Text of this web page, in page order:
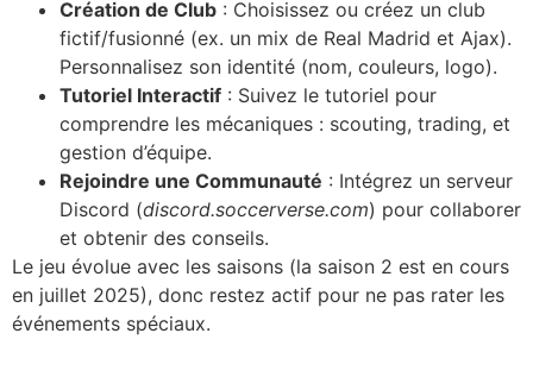
Création de Club : Choisissez ou créez un club
fictif/fusionné (ex. un mix de Real Madrid et Ajax).
Personnalisez son identité (nom, couleurs, logo).
Tutoriel Interactif : Suivez le tutoriel pour
comprendre les mécaniques : scouting, trading, et
gestion d’équipe.
Rejoindre une Communauté : Intégrez un serveur
Discord (discord.soccerverse.com) pour collaborer
et obtenir des conseils.
Le jeu évolue avec les saisons (la saison 2 est en cours
en juillet 2025), donc restez actif pour ne pas rater les
événements spéciaux.